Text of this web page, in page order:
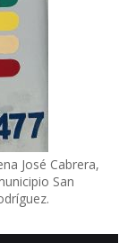
José Cabrera,
San